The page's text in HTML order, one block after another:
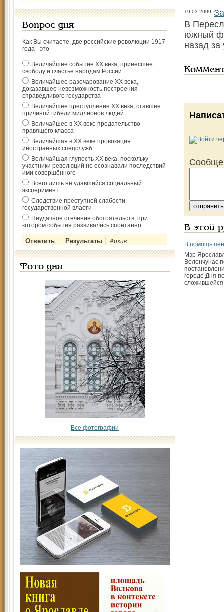
Вопрос дня
Как Вы считаете, две российские революции 1917
года - это
Величайшее событие ХХ века, принёсшее
свободу и счастье народам России
Величайшее разочарование ХХ века,
доказавшее невозможность построения
справедливого государства
Величайшее преступление ХХ века, ставшее
причиной гибели миллионов людей
Величайшее в ХХ веке предательство
правящего класса
Величайшая в ХХ веке провокация
иностранных спецслужб
Величайшая глупость ХХ века, поскольку
участники революций не осознавали последствий
ими совершённого
Всего лишь не удавшийся социальный
эксперимент
Следствие преступной слабости
государственной власти
Неудачное стечение обстоятельств, при
котором события развивались спонтанно
Архив
Фото дня
Все фотографии
19.03.2009
В
южный
назад
В этой
В помощь
Мэр
Волончунас
городе Дня
сложившейся